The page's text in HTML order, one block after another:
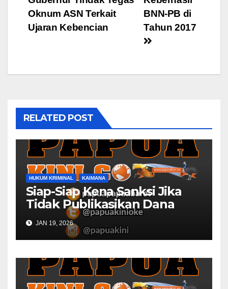
navigation
BNN-PB di
Tahun 2017
Oknum ASN Terkait
Ujaran Kebencian
RELATED POST
HUKUM KRIMINAL KAIMANA
Siap-Siap Kena Sanksi Jika
Tidak Publikasikan Dana
Desa
JAN 19, 2026